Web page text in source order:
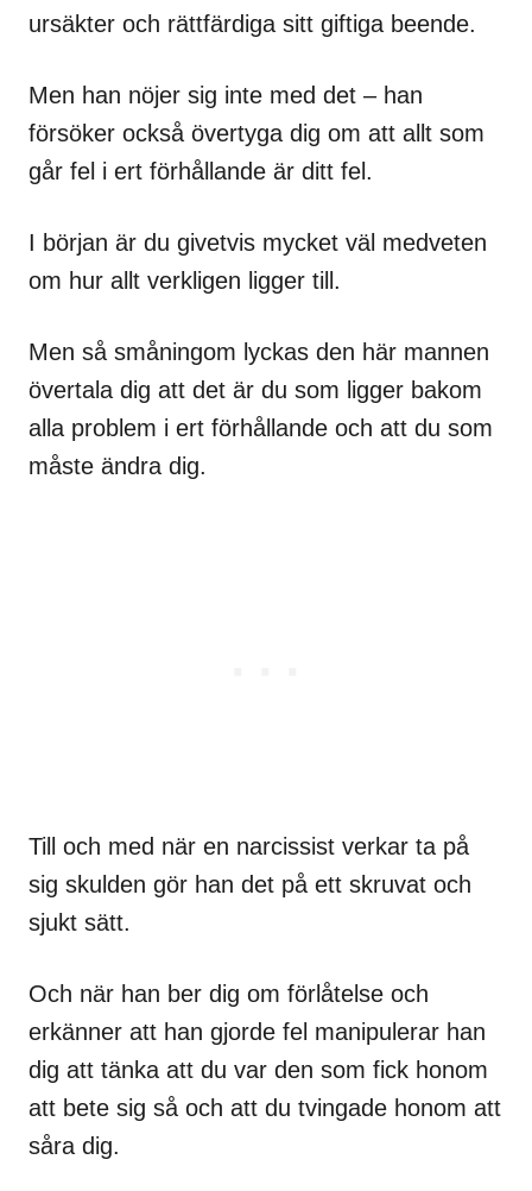
ursäkter och rättfärdiga sitt giftiga beende.
Men han nöjer sig inte med det – han
försöker också övertyga dig om att allt som
går fel i ert förhållande är ditt fel.
I början är du givetvis mycket väl medveten
om hur allt verkligen ligger till.
Men så småningom lyckas den här mannen
övertala dig att det är du som ligger bakom
alla problem i ert förhållande och att du som
måste ändra dig.
Till och med när en narcissist verkar ta på
sig skulden gör han det på ett skruvat och
sjukt sätt.
Och när han ber dig om förlåtelse och
erkänner att han gjorde fel manipulerar han
dig att tänka att du var den som fick honom
att bete sig så och att du tvingade honom att
såra dig.